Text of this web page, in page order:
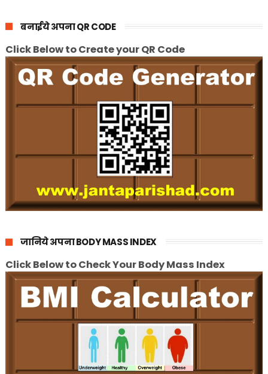
बनाईये अपना QR CODE
Click Below to Create your QR Code
जानिये अपना BODY MASS INDEX
Click Below to Check Your Body Mass Index